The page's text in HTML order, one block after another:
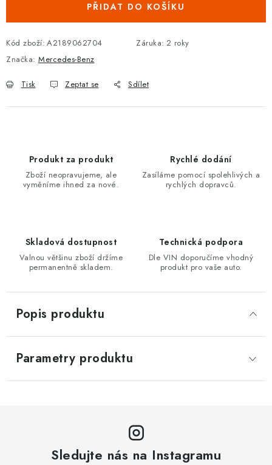
PŘIDAT DO KOŠÍKU
Kód zboží: A2189062704 Záruka: 2 roky
Značka: Mercedes-Benz
Tisk Zeptat se Sdílet
Produkt za produkt
Zboží neopravujeme, ale
vyměníme ihned za nové.
Rychlé dodání
Zasíláme pomocí spolehlivých a
rychlých dopravců.
Skladová dostupnost
Valnou většinu zboží držíme
permanentně skladem.
Technická podpora
Dle VIN doporučíme vhodný
produkt pro vaše auto.
Popis produktu
Parametry produktu
Sledujte nás na Instagramu